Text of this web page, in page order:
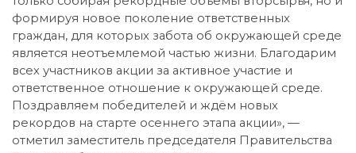
формируя новое поколение ответственных
граждан, для которых забота об окружающей среде
является неотъемлемой частью жизни. Благодарим
всех участников акции за активное участие и
ответственное отношение к окружающей среде.
Поздравляем победителей и ждём новых
рекордов на старте осеннего этапа акции», —
отметил заместитель председателя Правительства